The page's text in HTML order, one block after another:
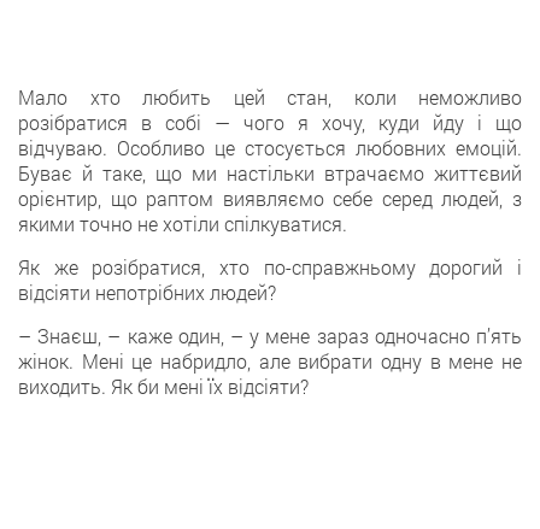
Мало хто любить цей стан, коли неможливо
розібратися в собі — чого я хочу, куди йду і що
відчуваю. Особливо це стосується любовних емоцій.
Буває й таке, що ми настільки втрачаємо життєвий
орієнтир, що раптом виявляємо себе серед людей, з
якими точно не хотіли спілкуватися.
Як же розібратися, хто по-справжньому дорогий і
відсіяти непотрібних людей?
– Знаєш, – каже один, – у мене зараз одночасно п’ять
жінок. Мені це набридло, але вибрати одну в мене не
виходить. Як би мені їх відсіяти?